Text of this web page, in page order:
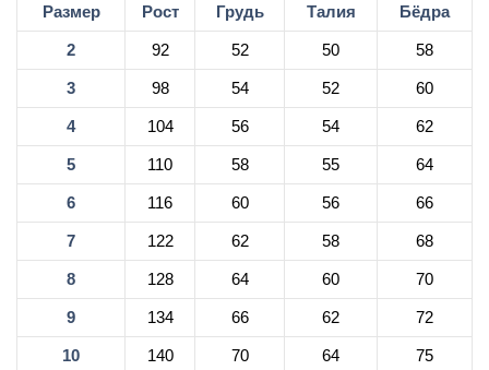
Размер Рост Грудь Талия Бёдра
2 92 52 50 58
3 98 54 52 60
4 104 56 54 62
5 110 58 55 64
6 116 60 56 66
7 122 62 58 68
8 128 64 60 70
9 134 66 62 72
10 140 70 64 75